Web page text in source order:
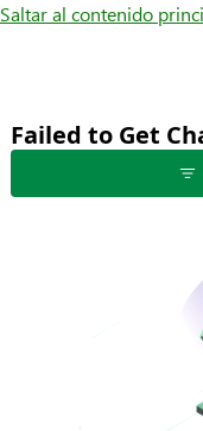
Saltar al contenido
Failed to Get